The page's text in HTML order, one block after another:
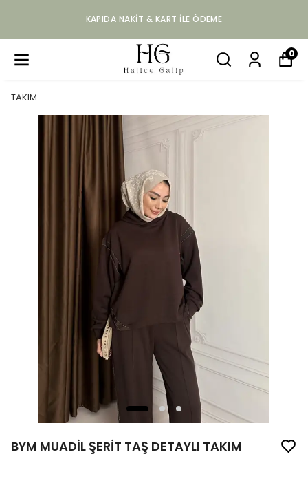
KAPIDA NAKIT & KART ILE ÖDEME
0
TAKIM
BYM MUADİL ŞERİT TAŞ DETAYLI TAKIM